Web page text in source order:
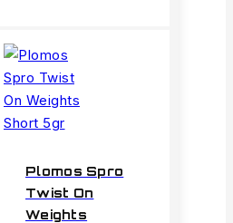
Plomos Spro
Twist On
Weights